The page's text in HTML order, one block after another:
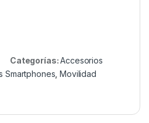
Categorías:Accesorios
Smartphones ,Movilidad